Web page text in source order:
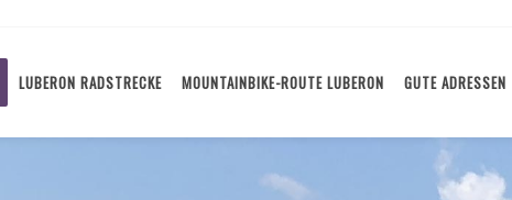
LUBERON RADSTRECKE MOUNTAINBIKE-ROUTE LUBERON GUTE ADRESSEN